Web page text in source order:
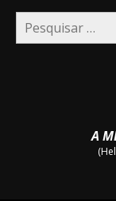
Pesquisar
por:
A